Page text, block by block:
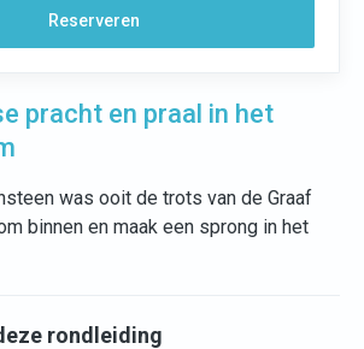
Reserveren
pracht en praal in het
was ooit de trots van de Graaf
binnen en maak een sprong in het
rondleiding